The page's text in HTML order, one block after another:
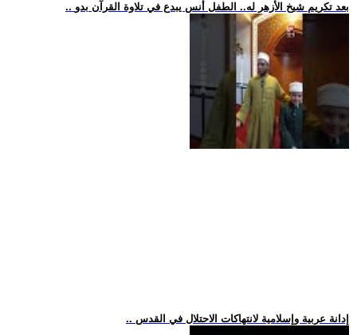
.. بعد تكريم شيخ الأزهر له.. الطفل أنس يبدع في تلاوة القرآن بدو
.. إدانة عربية وإسلامية لانتهاكات الاحتلال في القدس